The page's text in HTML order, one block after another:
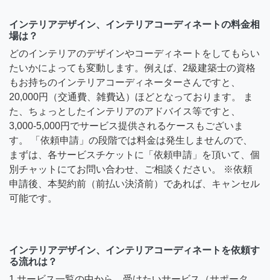
インテリアデザイン、インテリアコーディネートの料金相
場は？
どのインテリアのデザインやコーディネートをしてもらい
たいかによっても変動します。例えば、2級建築士の資格
もお持ちのインテリアコーディネーターさんですと、
20,000円（交通費、雑費込）ほどとなっております。 ま
た、ちょっとしたインテリアのアドバイス等ですと、
3,000-5,000円でサービス提供されるケースもございま
す。 「依頼申請」の段階では料金は発生しませんので、
まずは、各サービスチケットに「依頼申請」を頂いて、個
別チャットにてお問い合わせ、ご相談ください。 ※依頼
申請後、本契約前（前払い決済前）であれば、キャンセル
可能です。
インテリアデザイン、インテリアコーディネートを依頼す
る流れは？